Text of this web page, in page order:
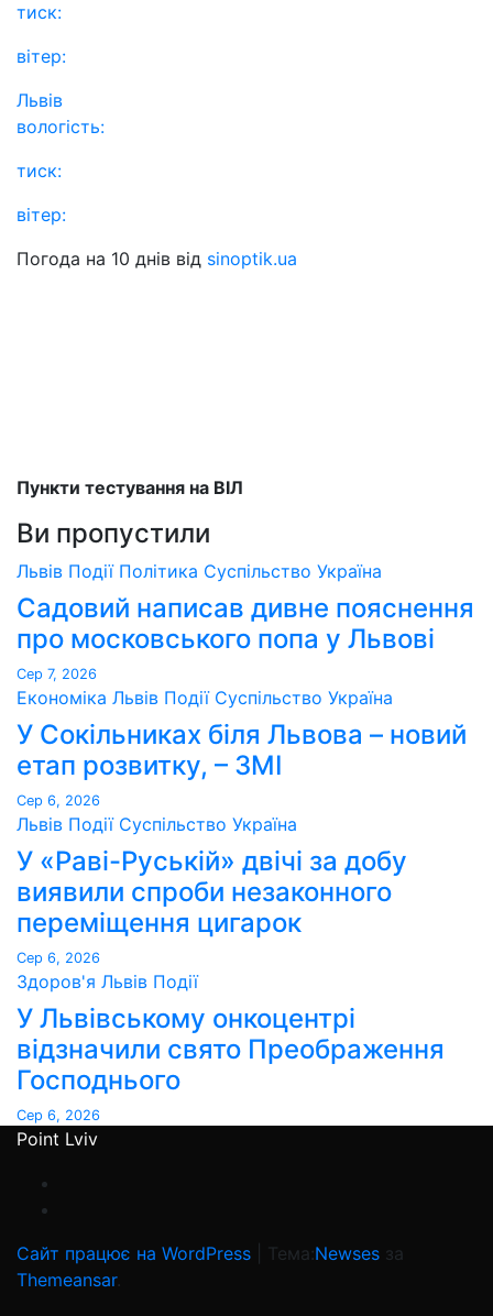
тиск:
вітер:
Львів
вологість:
тиск:
вітер:
Погода на 10 днів від sinoptik.ua
Пункти тестування на ВІЛ
Ви пропустили
Львів Події Політика Суспільство Україна
Садовий написав дивне пояснення
про московського попа у Львові
Сер 7, 2026
Економіка Львів Події Суспільство Україна
У Сокільниках біля Львова – новий
етап розвитку, – ЗМІ
Сер 6, 2026
Львів Події Суспільство Україна
У «Раві-Руській» двічі за добу
виявили спроби незаконного
переміщення цигарок
Сер 6, 2026
Здоров'я Львів Події
У Львівському онкоцентрі
відзначили свято Преображення
Господнього
Сер 6, 2026
Point Lviv
Сайт працює на WordPress Тема:Newses за
Themeansar.